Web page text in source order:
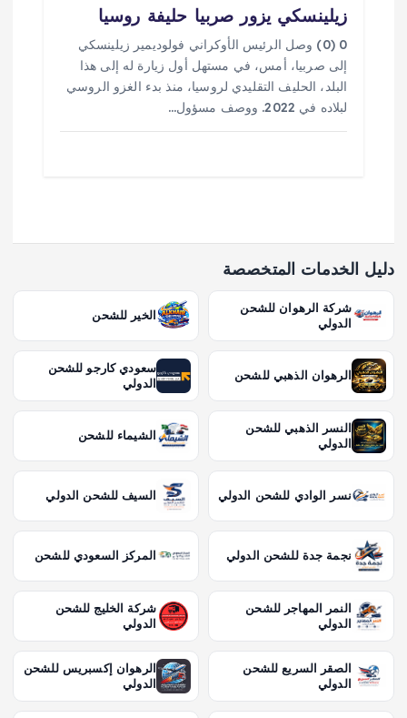
زيلينسكي يزور صربيا حليفة روسيا
0 (0) وصل الرئيس الأوكراني فولوديمير زيلينسكي
إلى صربيا، أمس، في مستهل أول زيارة له إلى هذا
البلد، الحليف التقليدي لروسيا، منذ بدء الغزو الروسي
لبلاده في 2022. ووصف مسؤول…
دليل الخدمات المتخصصة
شركة الرهوان للشحن
الدولي
الخير للشحن
الرهوان الذهبي للشحن
سعودي كارجو للشحن
الدولي
النسر الذهبي للشحن
الدولي
الشيماء للشحن
نسر الوادي للشحن الدولي السيف للشحن الدولي
نجمة جدة للشحن الدولي المركز السعودي للشحن
النمر المهاجر للشحن
الدولي
شركة الخليج للشحن
الدولي
الصقر السريع للشحن
الدولي
الرهوان إكسبريس للشحن
الدولي